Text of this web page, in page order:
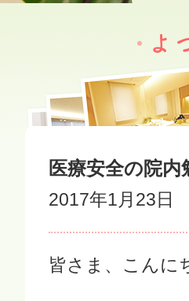
医療安全の院
2017年1月23日
皆さま、こんに